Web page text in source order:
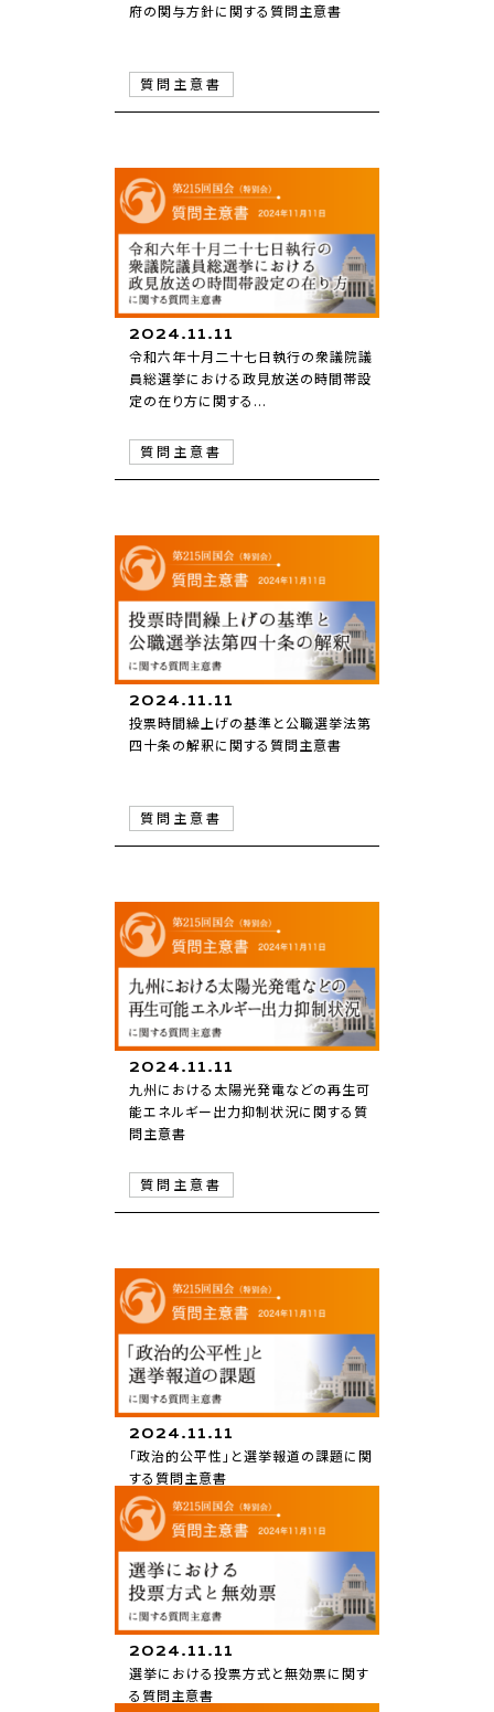
府の関与方針に関する質問主意書
質問主意書
2024.11.11
令和六年十月二十七日執行の衆議院議
員総選挙における政見放送の時間帯設
定の在り方に関する...
質問主意書
2024.11.11
投票時間繰上げの基準と公職選挙法第
四十条の解釈に関する質問主意書
質問主意書
2024.11.11
九州における太陽光発電などの再生可
能エネルギー出力抑制状況に関する質
問主意書
質問主意書
2024.11.11
「政治的公平性」と選挙報道の課題に関
する質問主意書
質問主意書
2024.11.11
選挙における投票方式と無効票に関す
る質問主意書